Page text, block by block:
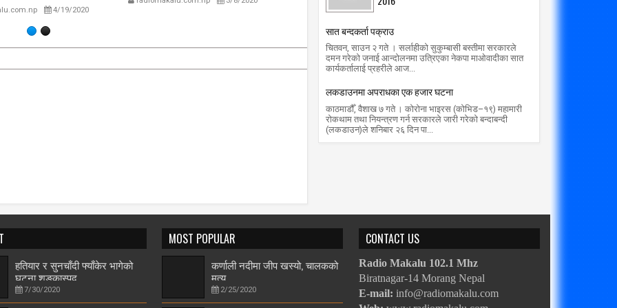
4/19/2020 radiomakalu.com.np
सात बन्दकर्ता पक्राउ
चितवन, साउन २ गते । सर्लाहीको सुकुम्बासी बस्तीमा सरकारले
दमन गरेको जनाई आन्दोलनमा उत्रिएका नेकपा माओवादीका सात
कार्यकर्तालाई प्रहरीले आज...
लकडाउनमा अपराधका एक हजार घटना
काठमाडौँ, वैशाख ७ गते । कोरोना भाइरस (कोभिड–१९) महामारी
रोकथाम तथा नियन्त्रण गर्न सरकारले जारी गरेको बन्दाबन्दी
(लकडाउन)ले शनिबार २६ दिन पा...
हतियार र सुनचाँदी फ्याँकेर भागेको
घटना शङ्कास्पद
7/30/2020
MOST POPULAR
कर्णाली नदीमा जीप खस्यो, चालकको
मृत्यु
2/25/2020
CONTACT US
Radio Makalu 102.1 Mhz
Biratnagar-14 Morang Nepal
E-mail: info@radiomakalu.com